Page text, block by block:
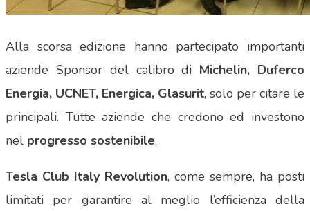
Alla scorsa edizione hanno partecipato importanti
aziende Sponsor del calibro di Michelin, Duferco
Energia, UCNET, Energica, Glasurit, solo per citare le
principali. Tutte aziende che credono ed investono
nel progresso sostenibile.
Tesla Club Italy Revolution, come sempre, ha posti
limitati per garantire al meglio l’efficienza della